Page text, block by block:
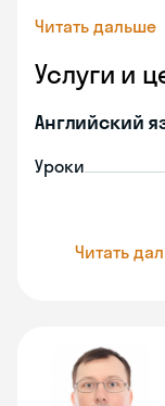
Читать дальше
Услуги и
Английский
Уроки
Читать